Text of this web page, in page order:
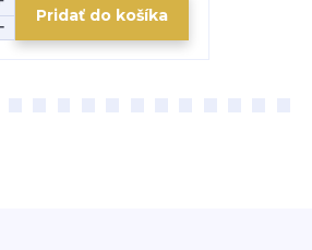
Pridať do košíka